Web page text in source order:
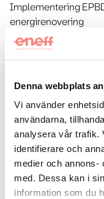
Denna webbplats
Vi använder
användarna,
analysera vår trafik.
identifierare och
medier och annons-
med. Dessa kan i
information som du
Implementering
energirenovering
Energirenovera
Sveriges nationella
Implementering
systemet med
Implementering
definitioner
Energirenovera
nationella